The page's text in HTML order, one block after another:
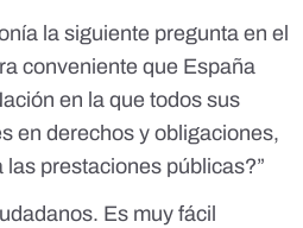
la siguiente pregunta en el
conveniente que España
en la que todos sus
en derechos y obligaciones,
prestaciones públicas?”
Es muy fácil